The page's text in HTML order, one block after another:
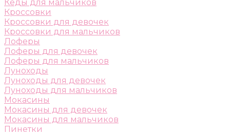
Кеды для мальчиков
Кроссовки
Кроссовки для девочек
Кроссовки для мальчиков
Лоферы
Лоферы для девочек
Лоферы для мальчиков
Луноходы
Луноходы для девочек
Луноходы для мальчиков
Мокасины
Мокасины для девочек
Мокасины для мальчиков
Пинетки